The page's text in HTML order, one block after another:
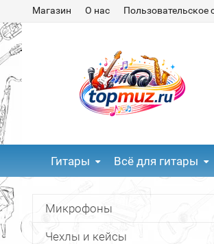
Магазин О нас Пользовательское
Гитары Всё для гитары
Микрофоны
Чехлы и кейсы